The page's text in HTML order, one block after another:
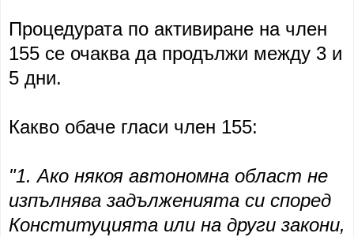
Процедурата по активиране на член
155 се очаква да продължи между 3 и
5 дни.
Какво обаче гласи член 155:
"1. Ако някоя автономна област не
изпълнява задълженията си според
Конституцията или на други закони,